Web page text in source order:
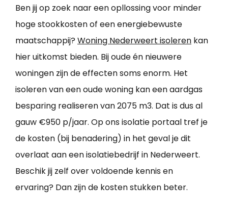
Ben jij op zoek naar een opllossing voor minder
hoge stookkosten of een energiebewuste
maatschappij? Woning Nederweert isoleren kan
hier uitkomst bieden. Bij oude én nieuwere
woningen zijn de effecten soms enorm. Het
isoleren van een oude woning kan een aardgas
besparing realiseren van 2075 m3. Dat is dus al
gauw €950 p/jaar. Op ons isolatie portaal tref je
de kosten (bij benadering) in het geval je dit
overlaat aan een isolatiebedrijf in Nederweert.
Beschik jij zelf over voldoende kennis en
ervaring? Dan zijn de kosten stukken beter.